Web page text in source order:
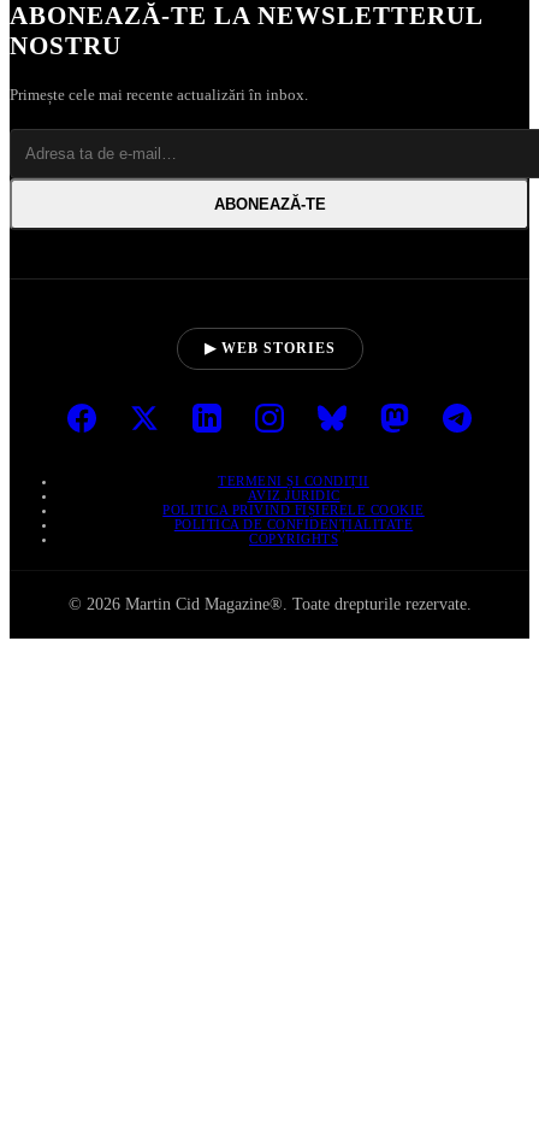
ABONEAZĂ‑TE LA NEWSLETTERUL
NOSTRU
Primește cele mai recente actualizări în inbox.
ABONEAZĂ‑TE
▶ WEB STORIES
TERMENI ȘI CONDIȚII
AVIZ JURIDIC
POLITICA PRIVIND FIȘIERELE COOKIE
POLITICA DE CONFIDENȚIALITATE
COPYRIGHTS
© 2026 Martin Cid Magazine®. Toate drepturile rezervate.